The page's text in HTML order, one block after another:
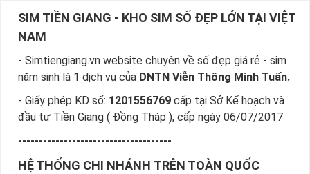
SIM TIỀN GIANG - KHO SIM SỐ ĐẸP LỚN TẠI VIỆT
NAM
- Simtiengiang.vn website chuyên về số đẹp giá rẻ - sim
năm sinh là 1 dịch vụ của DNTN Viễn Thông Minh Tuấn.
- Giấy phép KD số: 1201556769 cấp tại Sở Kế hoạch và
đầu tư Tiền Giang ( Đồng Tháp ), cấp ngày 06/07/2017
-------------------------------------
HỆ THỐNG CHI NHÁNH TRÊN TOÀN QUỐC